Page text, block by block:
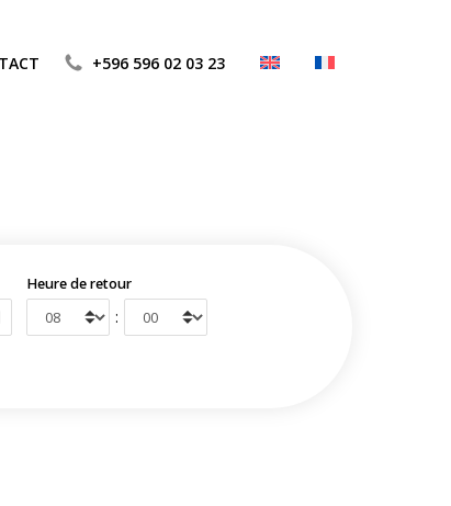
+596 596 02 03 23
Heure de retour
: